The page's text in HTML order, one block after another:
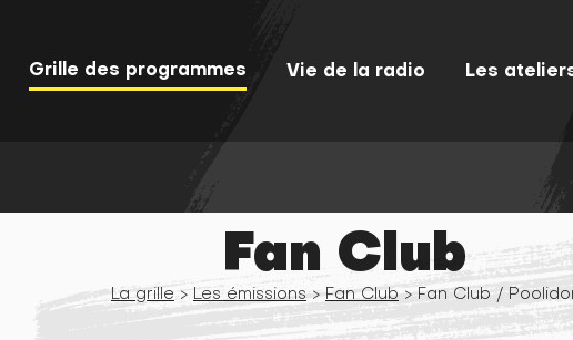
Grille des programmes Vie de la radio Les
Fan Club
La grille > Les émissions > Fan Club > Fan Club /